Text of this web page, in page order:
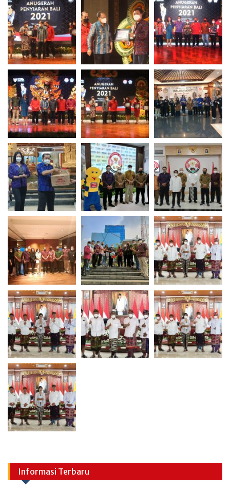
Informasi Terbaru